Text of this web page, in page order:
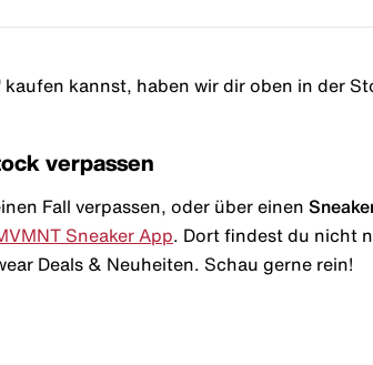
kaufen kannst, haben wir dir oben in der
verpassen
Fall verpassen, oder über einen
Sneaker App . Dort findest du nicht
Deals & Neuheiten. Schau gerne rein!